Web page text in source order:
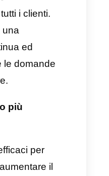
o messaggi il
ci percepiscono
siamo
momenti
il tuo essere
e in altri
solo stress o